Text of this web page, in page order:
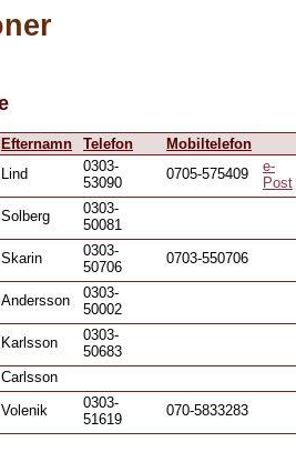
Efternamn Telefon
Mobiltelefon
Lind
0303-
53090
0705-575409
e-
Post
Solberg
0303-
50081
Skarin
0303-
50706
0703-550706
Andersson
0303-
50002
Karlsson
0303-
50683
Carlsson
Volenik
0303-
51619
070-5833283